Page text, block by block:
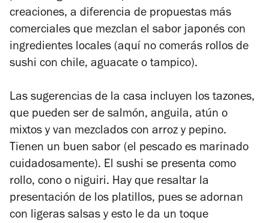
creaciones, a diferencia de propuestas más
comerciales que mezclan el sabor japonés con
ingredientes locales (aquí no comerás rollos de
sushi con chile, aguacate o tampico).
Las sugerencias de la casa incluyen los tazones,
que pueden ser de salmón, anguila, atún o
mixtos y van mezclados con arroz y pepino.
Tienen un buen sabor (el pescado es marinado
cuidadosamente). El sushi se presenta como
rollo, cono o niguiri. Hay que resaltar la
presentación de los platillos, pues se adornan
con ligeras salsas y esto le da un toque